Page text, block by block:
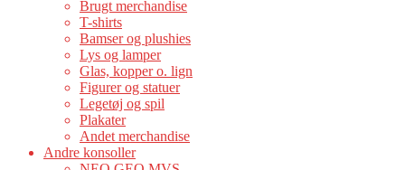
Brugt merchandise
T-shirts
Bamser og plushies
Lys og lamper
Glas, kopper o. lign
Figurer og statuer
Legetøj og spil
Plakater
Andet merchandise
Andre konsoller